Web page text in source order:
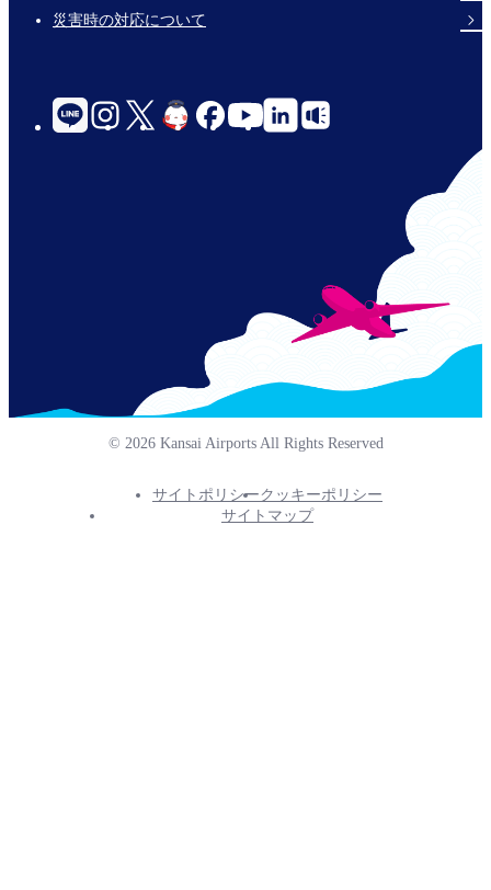
災害時の対応について
social-
links-
© 2026 Kansai Airports All Rights Reserved
サイトポリシークッキーポリシー
サイトマップ